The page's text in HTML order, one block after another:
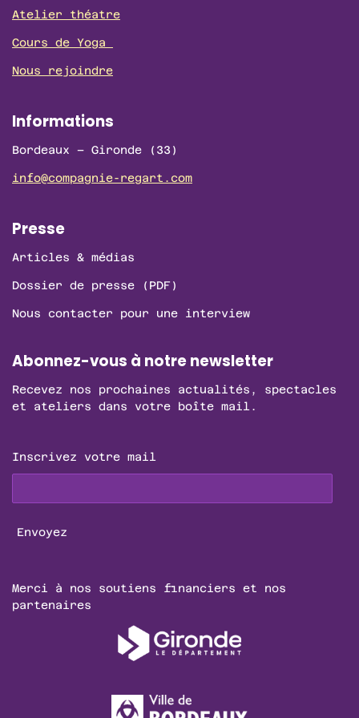
o
k
r
a
m
e
Atelier théatre
Cours de Yoga
Nous rejoindre
Informations
Bordeaux – Gironde (33)
info@compagnie-regart.com
Presse
Articles & médias
Dossier de presse (PDF)
Nous contacter pour une interview
Abonnez-vous à notre newsletter
Recevez nos prochaines actualités, spectacles
et ateliers dans votre boîte mail.
Inscrivez votre mail
Envoyez
Merci à nos soutiens financiers et nos
partenaires